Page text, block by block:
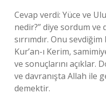
Cevap verdi: Yüce ve
nedir?” diye sordum ve
sırrımdır. Onu
Kur’an-ı Kerim,
ve sonuçlarını açıklar.
ve davranışta Allah ile
demektir.